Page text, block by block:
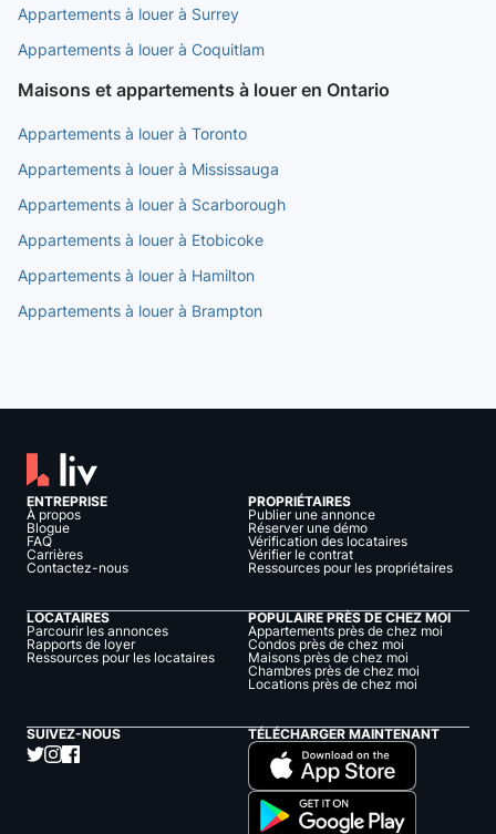
Appartements à louer à Surrey
Appartements à louer à Coquitlam
Maisons et appartements à louer en Ontario
Appartements à louer à Toronto
Appartements à louer à Mississauga
Appartements à louer à Scarborough
Appartements à louer à Etobicoke
Appartements à louer à Hamilton
Appartements à louer à Brampton
ENTREPRISE
À propos
Blogue
FAQ
Carrières
Contactez-nous
PROPRIÉTAIRES
Publier une annonce
Réserver une démo
Vérification des locataires
Vérifier le contrat
Ressources pour les propriétaires
LOCATAIRES
Parcourir les annonces
Rapports de loyer
Ressources pour les locataires
POPULAIRE PRÈS DE CHEZ MOI
Appartements près de chez moi
Condos près de chez moi
Maisons près de chez moi
Chambres près de chez moi
Locations près de chez moi
SUIVEZ-NOUS TÉLÉCHARGER MAINTENANT